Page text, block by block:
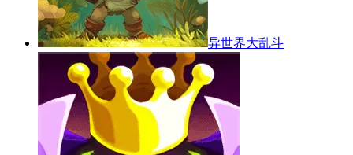
异世界大乱斗